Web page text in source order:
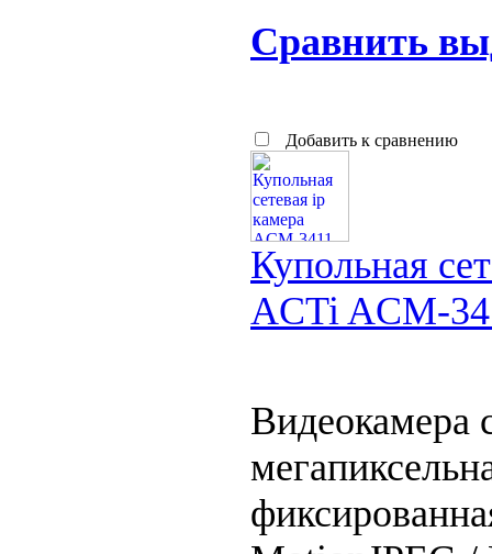
Сравнить
Добавить к сравнению
Купольная
ACTi ACM-
Видеокамера